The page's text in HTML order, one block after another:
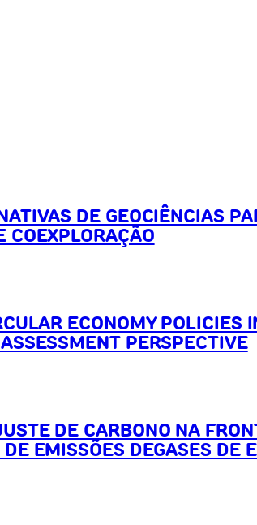
DE GEOCIÊNCIAS
COEXPLORAÇÃO
ECONOMY POLICIES
PERSPECTIVE
DE CARBONO NA
EMISSÕES DEGASES DE